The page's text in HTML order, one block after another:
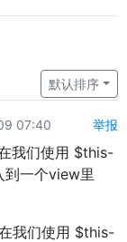
默认排序
07:40 举报
我们使用 $this-
一个view里
我们使用 $this-